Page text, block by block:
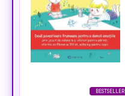
BESTSELLER